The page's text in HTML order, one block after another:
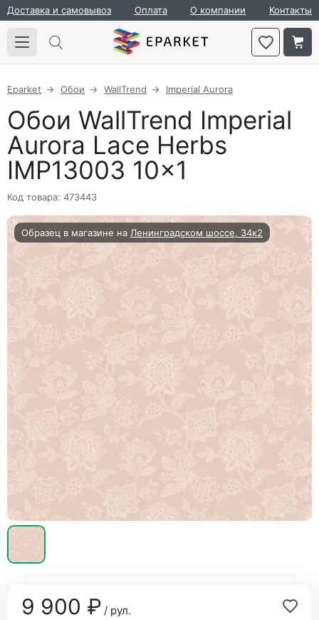
Доставка и самовывоз Оплата О компании Контакты
Eparket Обои WallTrend Imperial Aurora
Обои WallTrend Imperial
Aurora Lace Herbs
IMP13003 10×1
Код товара: 473443
Образец в магазине на Ленинградском шоссе, 34к2
9 900 ₽/ рул.